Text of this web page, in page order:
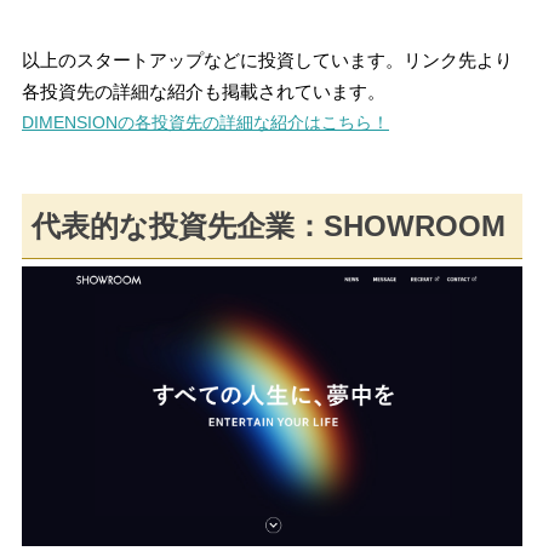
以上のスタートアップなどに投資しています。リンク先より
各投資先の詳細な紹介も掲載されています。
DIMENSIONの各投資先の詳細な紹介はこちら！
代表的な投資先企業：SHOWROOM